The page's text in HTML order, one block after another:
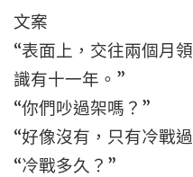
文案
“表面上，交往兩個月
識有十一年。”
“你們吵過架嗎？”
“好像沒有，只有冷戰
“冷戰多久？”